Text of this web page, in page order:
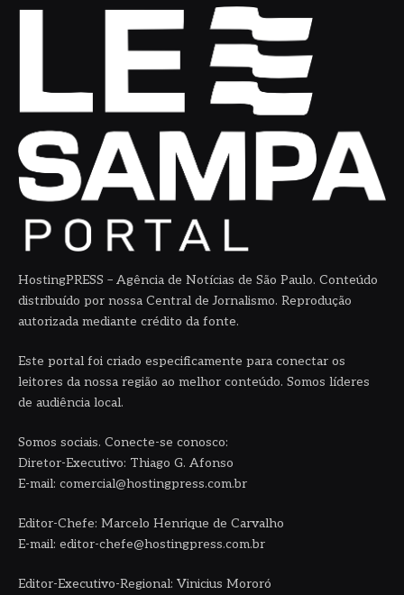
HostingPRESS – Agência de Notícias de São Paulo. Conteúdo
distribuído por nossa Central de Jornalismo. Reprodução
autorizada mediante crédito da fonte.
Este portal foi criado especificamente para conectar os
leitores da nossa região ao melhor conteúdo. Somos líderes
de audiência local.
Somos sociais. Conecte-se conosco:
Diretor-Executivo: Thiago G. Afonso
E-mail: comercial@hostingpress.com.br
Editor-Chefe: Marcelo Henrique de Carvalho
E-mail: editor-chefe@hostingpress.com.br
Editor-Executivo-Regional: Vinicius Mororó